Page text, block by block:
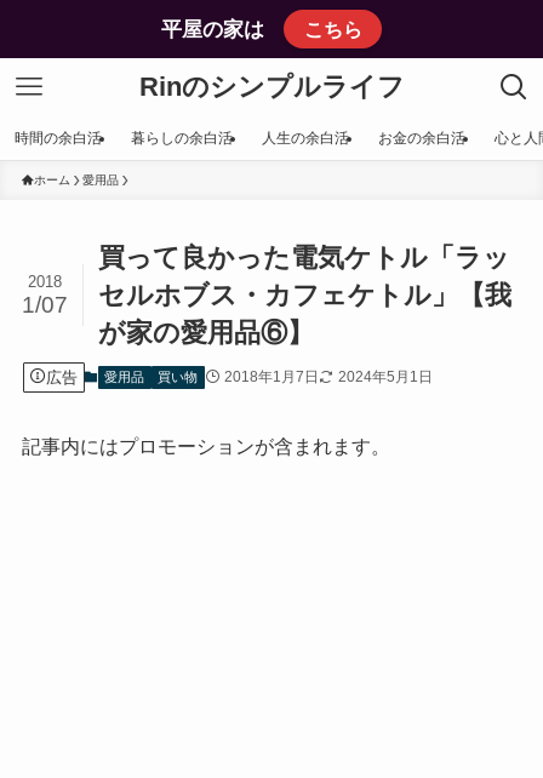
平屋の家は こちら
Rinのシンプルライフ
時間の余白活 暮らしの余白活 人生の余白活 お金の余白活 心と人
ホーム 愛用品
買って良かった電気ケトル「ラッ
セルホブス・カフェケトル」【我
が家の愛用品⑥】
2018
1/07
広告 愛用品 買い物 2018年1月7日 2024年5月1日
記事内にはプロモーションが含まれます。